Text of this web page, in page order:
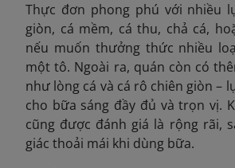
Thực đơn phong phú với nhiều
giòn, cá mềm, cá thu, chả cá,
nếu muốn thưởng thức nhiều
một tô. Ngoài ra, quán còn có
như lòng cá và cá rô chiên giòn –
cho bữa sáng đầy đủ và trọn vị.
cũng được đánh giá là rộng rãi,
giác thoải mái khi dùng bữa.